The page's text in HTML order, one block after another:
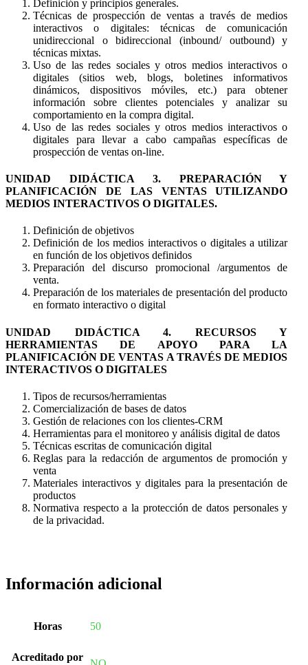
Definición y principios generales.
Técnicas de prospección de ventas a través de medios
interactivos o digitales: técnicas de comunicación
unidireccional o bidireccional (inbound/ outbound) y
técnicas mixtas.
Uso de las redes sociales y otros medios interactivos o
digitales (sitios web, blogs, boletines informativos
dinámicos, dispositivos móviles, etc.) para obtener
información sobre clientes potenciales y analizar su
comportamiento en la compra digital.
Uso de las redes sociales y otros medios interactivos o
digitales para llevar a cabo campañas específicas de
prospección de ventas on-line.
UNIDAD DIDÁCTICA 3. PREPARACIÓN Y
PLANIFICACIÓN DE LAS VENTAS UTILIZANDO
MEDIOS INTERACTIVOS O DIGITALES.
Definición de objetivos
Definición de los medios interactivos o digitales a utilizar
en función de los objetivos definidos
Preparación del discurso promocional /argumentos de
venta.
Preparación de los materiales de presentación del producto
en formato interactivo o digital
UNIDAD DIDÁCTICA 4. RECURSOS Y
HERRAMIENTAS DE APOYO PARA LA
PLANIFICACIÓN DE VENTAS A TRAVÉS DE MEDIOS
INTERACTIVOS O DIGITALES
Tipos de recursos/herramientas
Comercialización de bases de datos
Gestión de relaciones con los clientes-CRM
Herramientas para el monitoreo y análisis digital de datos
Técnicas escritas de comunicación digital
Reglas para la redacción de argumentos de promoción y
venta
Materiales interactivos y digitales para la presentación de
productos
Normativa respecto a la protección de datos personales y
de la privacidad.
Información adicional
Horas 50
Acreditado por